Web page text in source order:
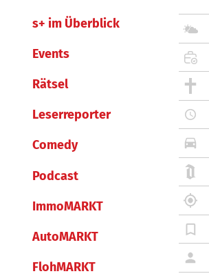
s+ im Überblick
Events
Rätsel
Leserreporter
Comedy
Podcast
ImmoMARKT
AutoMARKT
FlohMARKT